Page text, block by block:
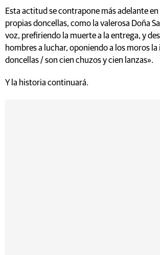
Esta actitud se contrapone más adelante
propias doncellas, como la valerosa Doña
voz, prefiriendo la muerte a la entrega, y
hombres a luchar, oponiendo a los moros la
doncellas / son cien chuzos y cien lanzas».
Y la historia continuará.